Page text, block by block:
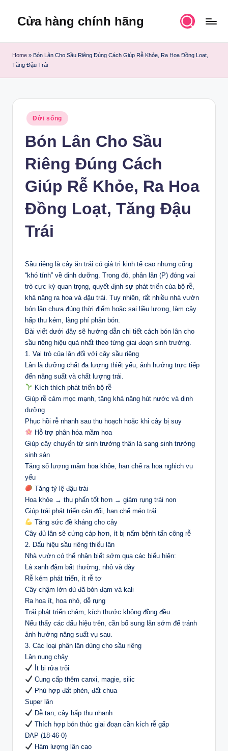
Cửa hàng chính hãng
Home » Bón Lân Cho Sầu Riêng Đúng Cách Giúp Rễ Khỏe, Ra Hoa Đồng Loạt,
Tăng Đậu Trái
Posted
in
Đời sống
Bón Lân Cho Sầu
Riêng Đúng Cách
Giúp Rễ Khỏe, Ra Hoa
Đồng Loạt, Tăng Đậu
Trái
Sầu riêng là cây ăn trái có giá trị kinh tế cao nhưng cũng
“khó tính” về dinh dưỡng. Trong đó, phân lân (P) đóng vai
trò cực kỳ quan trọng, quyết định sự phát triển của bộ rễ,
khả năng ra hoa và đậu trái. Tuy nhiên, rất nhiều nhà vườn
bón lân chưa đúng thời điểm hoặc sai liều lượng, làm cây
hấp thu kém, lãng phí phân bón.
Bài viết dưới đây sẽ hướng dẫn chi tiết cách bón lân cho
sầu riêng hiệu quả nhất theo từng giai đoạn sinh trưởng.
1. Vai trò của lân đối với cây sầu riêng
Lân là dưỡng chất đa lượng thiết yếu, ảnh hưởng trực tiếp
đến năng suất và chất lượng trái.
Kích thích phát triển bộ rễ
Giúp rễ cám mọc mạnh, tăng khả năng hút nước và dinh
dưỡng
Phục hồi rễ nhanh sau thu hoạch hoặc khi cây bị suy
Hỗ trợ phân hóa mầm hoa
Giúp cây chuyển từ sinh trưởng thân lá sang sinh trưởng
sinh sản
Tăng số lượng mầm hoa khỏe, hạn chế ra hoa nghịch vụ
yếu
Tăng tỷ lệ đậu trái
Hoa khỏe → thụ phấn tốt hơn → giảm rụng trái non
Giúp trái phát triển cân đối, hạn chế méo trái
Tăng sức đề kháng cho cây
Cây đủ lân sẽ cứng cáp hơn, ít bị nấm bệnh tấn công rễ
2. Dấu hiệu sầu riêng thiếu lân
Nhà vườn có thể nhận biết sớm qua các biểu hiện:
Lá xanh đậm bất thường, nhỏ và dày
Rễ kém phát triển, ít rễ tơ
Cây chậm lớn dù đã bón đạm và kali
Ra hoa ít, hoa nhỏ, dễ rụng
Trái phát triển chậm, kích thước không đồng đều
Nếu thấy các dấu hiệu trên, cần bổ sung lân sớm để tránh
ảnh hưởng năng suất vụ sau.
3. Các loại phân lân dùng cho sầu riêng
Lân nung chảy
Ít bị rửa trôi
Cung cấp thêm canxi, magie, silic
Phù hợp đất phèn, đất chua
Super lân
Dễ tan, cây hấp thu nhanh
Thích hợp bón thúc giai đoạn cần kích rễ gấp
DAP (18-46-0)
Hàm lượng lân cao